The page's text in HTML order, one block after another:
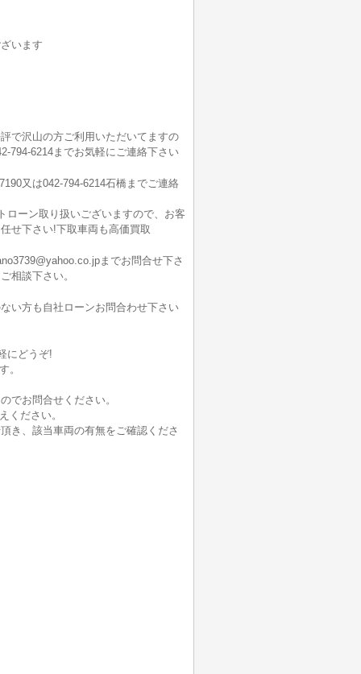
います
で沢山の方ご利用いただいてますの
794-6214までお気軽にご連絡下さい
又は042-794-6214石橋までご連絡
ローン取り扱いございますので、お客
せ下さい!下取車両も高価買取
までお問合せ下さ
相談下さい。
い方も自社ローンお問合わせ下さい
にどうぞ!
。
でお問合せください。
ください。
き、該当車両の有無をご確認くださ